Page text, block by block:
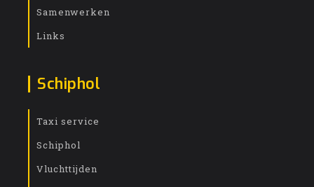
Samenwerken
Links
Schiphol
Taxi service
Schiphol
Vluchttijden